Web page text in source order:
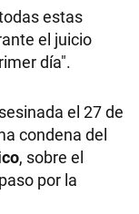
estas
el juicio
día".
el 27 de
condena del
, sobre el
por la